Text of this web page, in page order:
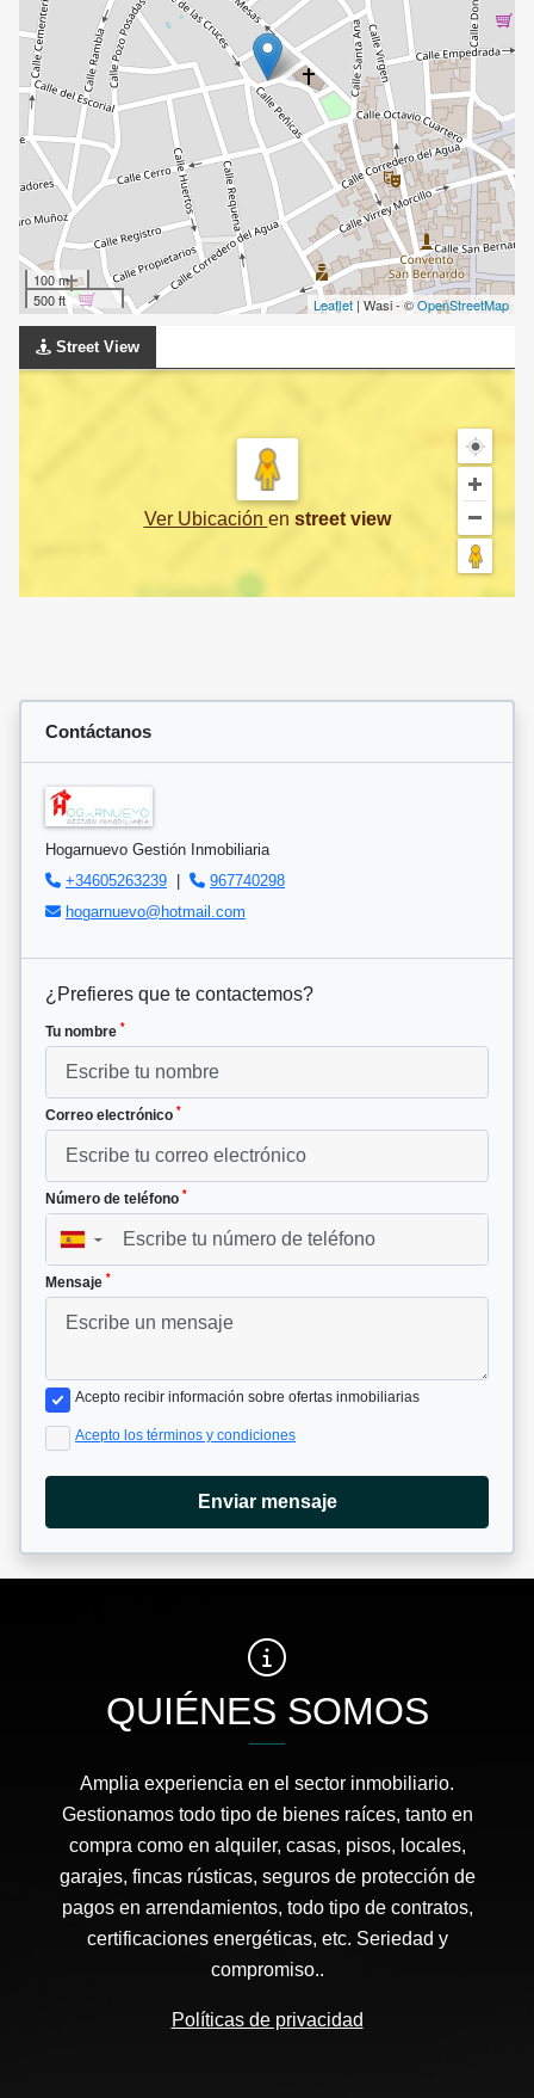
100 m
500 ft
Leaflet| Wasi - ©OpenStreetMap
Street View
Ver Ubicación en street view
Contáctanos
Hogarnuevo Gestión Inmobiliaria
+34605263239 |
967740298
hogarnuevo@hotmail.com
¿Prefieres que te contactemos?
Tu nombre *
Correo electrónico *
Número de teléfono *
▼
Mensaje *
Acepto recibir información sobre ofertas inmobiliarias
Acepto los términos y condiciones
Enviar mensaje
QUIÉNES SOMOS
Amplia experiencia en el sector inmobiliario.
Gestionamos todo tipo de bienes raíces, tanto en
compra como en alquiler, casas, pisos, locales,
garajes, fincas rústicas, seguros de protección de
pagos en arrendamientos, todo tipo de contratos,
certificaciones energéticas, etc. Seriedad y
compromiso..
Políticas de privacidad